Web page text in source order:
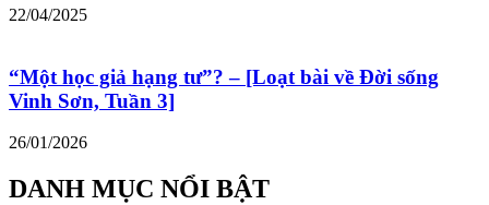
22/04/2025
“Một học giả hạng tư”? – [Loạt bài về Đời sống
Vinh Sơn, Tuần 3]
26/01/2026
DANH MỤC NỔI BẬT